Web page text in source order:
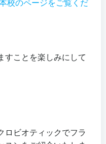
校のページをご覧くだ
すことを楽しみにして
ロビオティックでフラ